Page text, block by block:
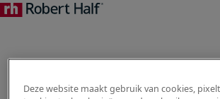
Deze website maakt gebruik van cookies,